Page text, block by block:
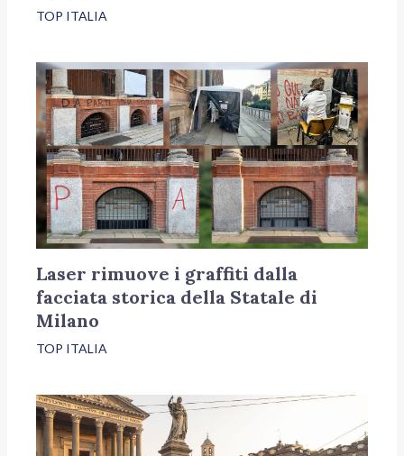
TOP ITALIA
Laser rimuove i graffiti dalla
facciata storica della Statale di
Milano
TOP ITALIA